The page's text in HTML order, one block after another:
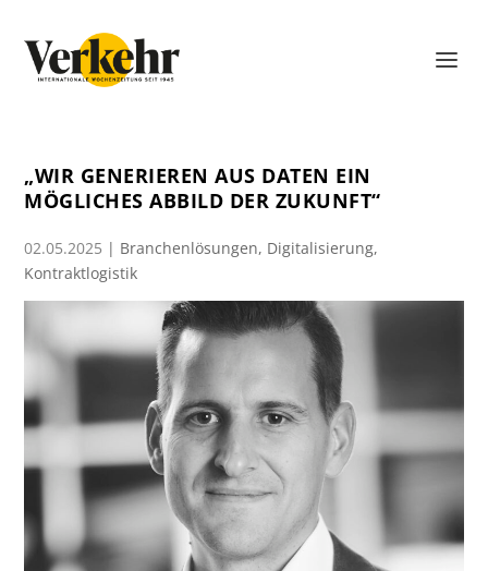
„WIR GENERIEREN AUS DATEN EIN
MÖGLICHES ABBILD DER ZUKUNFT“
02.05.2025 | Branchenlösungen, Digitalisierung,
Kontraktlogistik